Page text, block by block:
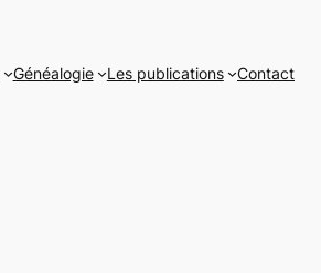
Généalogie Les publications Contact